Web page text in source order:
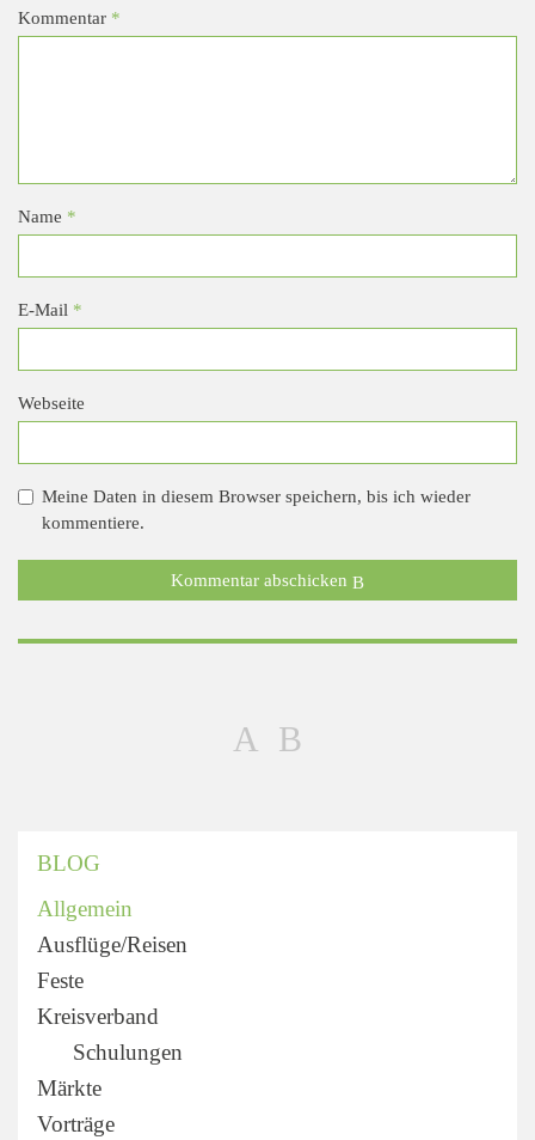
Kommentar *
Name *
E-Mail *
Webseite
Meine Daten in diesem Browser speichern, bis ich wieder
kommentiere.
Kommentar abschicken
BLOG
Allgemein
Ausflüge/Reisen
Feste
Kreisverband
Schulungen
Märkte
Vorträge